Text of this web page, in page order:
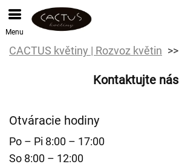
Menu
CACTUS květiny | Rozvoz květin
Kontaktujte nás
Otváracie hodiny
Po – Pi 8:00 – 17:00
So 8:00 – 12:00